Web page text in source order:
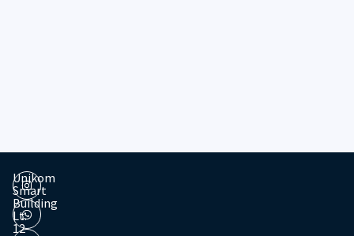
Unikom
Smart
Building
Lt.
12